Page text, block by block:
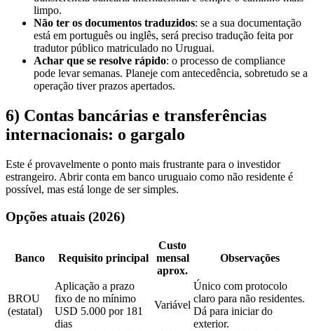
limpo.
Não ter os documentos traduzidos: se a sua documentação
está em português ou inglês, será preciso tradução feita por
tradutor público matriculado no Uruguai.
Achar que se resolve rápido: o processo de compliance
pode levar semanas. Planeje com antecedência, sobretudo se a
operação tiver prazos apertados.
6) Contas bancárias e transferências
internacionais: o gargalo
Este é provavelmente o ponto mais frustrante para o investidor
estrangeiro. Abrir conta em banco uruguaio como não residente é
possível, mas está longe de ser simples.
Opções atuais (2026)
Banco Requisito principal
Custo
mensal
aprox.
Observações
BROU
(estatal)
Aplicação a prazo
fixo de no mínimo
USD 5.000 por 181
dias
Variável
Único com protocolo
claro para não residentes.
Dá para iniciar do
exterior.